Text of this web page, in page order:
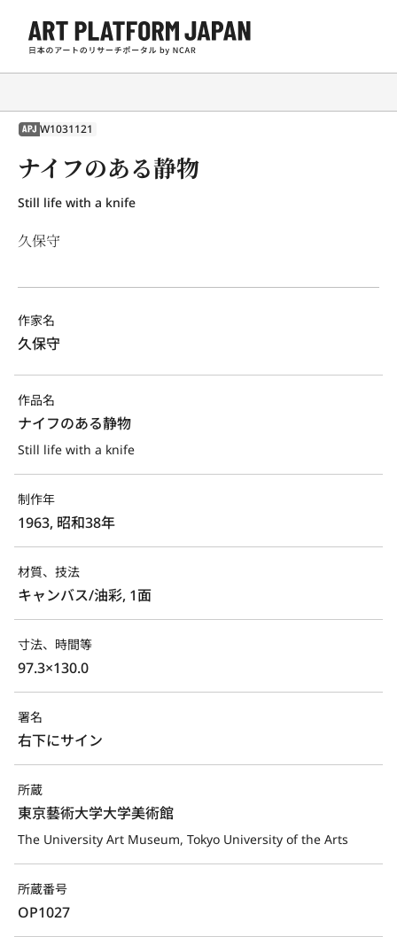
APJ W1031121
ナイフのある静物
Still life with a knife
久保守
作家名
久保守
作品名
ナイフのある静物
Still life with a knife
制作年
1963, 昭和38年
材質、技法
キャンバス/油彩, 1面
寸法、時間等
97.3×130.0
署名
右下にサイン
所蔵
東京藝術大学大学美術館
The University Art Museum, Tokyo University of the Arts
所蔵番号
OP1027